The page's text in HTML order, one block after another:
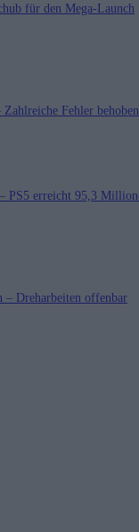
für den Mega-Launch
Fehler behoben
PS5 erreicht 95,3
– Dreharbeiten offenbar